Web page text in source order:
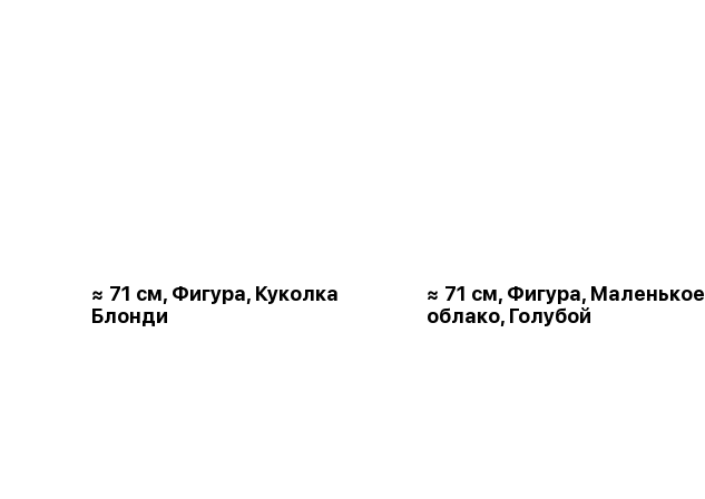
≈ 71 см, Фигура, Куколка
Блонди
≈ 71 см, Фигура, Маленькое
облако, Голубой